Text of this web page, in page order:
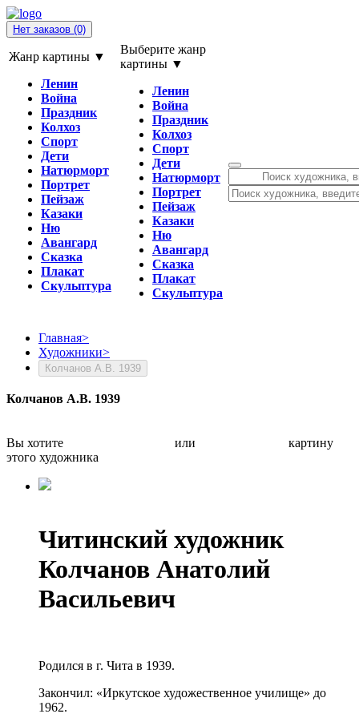
Нет заказов (0)
Жанр картины ▼
Ленин
Война
Праздник
Колхоз
Спорт
Дети
Натюрморт
Портрет
Пейзаж
Казаки
Ню
Авангард
Сказка
Плакат
Скульптура
Выберите жанр
картины ▼
Ленин
Война
Праздник
Колхоз
Спорт
Дети
Натюрморт
Портрет
Пейзаж
Казаки
Ню
Авангард
Сказка
Плакат
Скульптура
Главная>
Художники>
Колчанов А.В. 1939
Колчанов А.В. 1939
Вы хотите или
картину
этого художника
Читинский художник
Колчанов Анатолий
Васильевич
Родился в г. Чита в 1939.
Закончил: «Иркутское художественное училище» до
1962.